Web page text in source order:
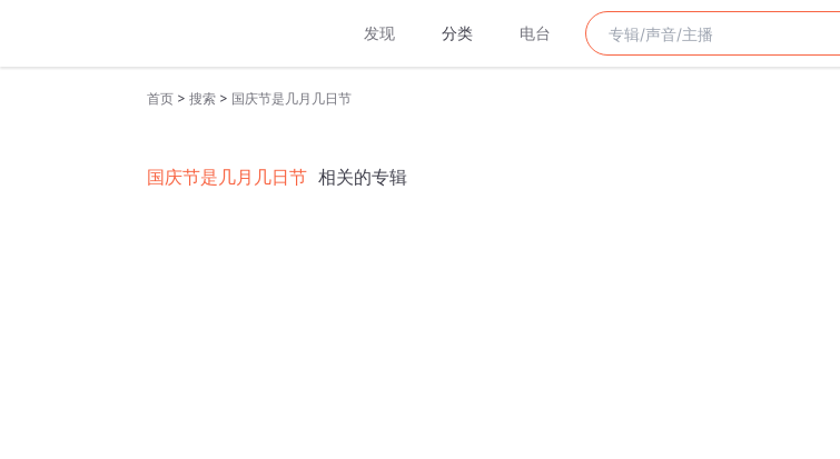
发现 分类 电台
首页 > 搜索 > 国庆节是几月几日节
国庆节是几月几日节 相关的专辑